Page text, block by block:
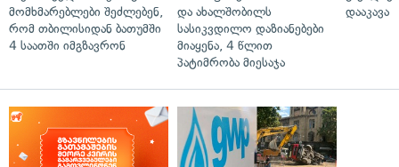
მომხმარებლები შეძლებენ,
რომ თბილისიდან ბათუმში
4 საათში იმგზავრონ
და ახალშობილს
სასიკვდილო დაზიანებები
მიაყენა, 4 წლით
პატიმრობა მიესაჯა
დააკავა